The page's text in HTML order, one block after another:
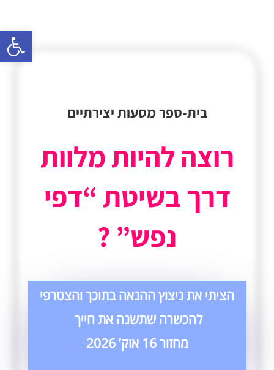
פתח
בית-ספר מסעות יצירתיים
רוצה להיות מלוות
דרך בשיטת “דפי
נפש” ?
הציתי את ניצוץ ההנאה בתוכך והצטרפי
להכשרה שתשנה את חייך
מחזור 16 אוק’ 2026